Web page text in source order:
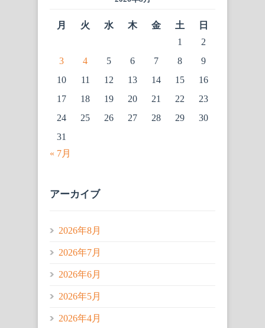
月 火 水 木 金 土
日
1
2
3
4 5 6 7 8
9
10
11 12 13 14 15
16
17
18 19 20 21 22
23
24
25 26 27 28 29
30
31
« 7月
アーカイブ
2026年8月
2026年7月
2026年6月
2026年5月
2026年4月